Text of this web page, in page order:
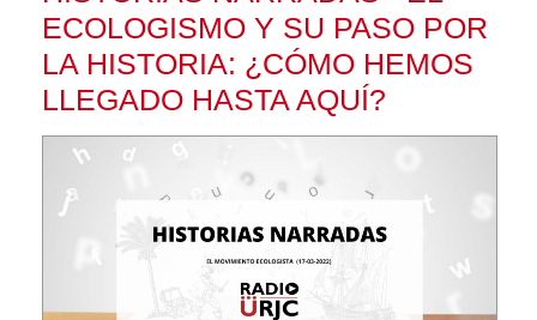
ECOLOGISMO Y SU PASO POR
LA HISTORIA: ¿CÓMO HEMOS
LLEGADO HASTA AQUÍ?